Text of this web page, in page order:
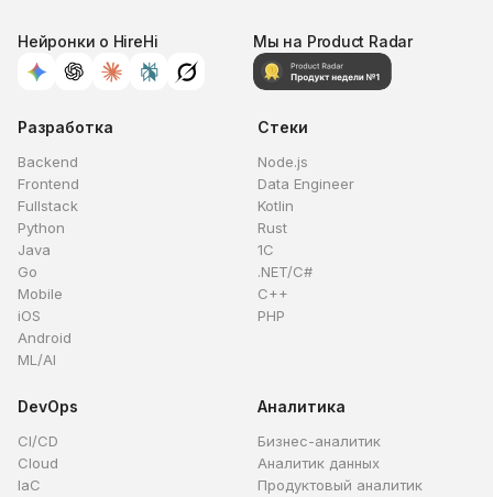
Нейронки о HireHi Мы на Product Radar
Разработка
Backend
Frontend
Fullstack
Python
Java
Go
Mobile
iOS
Android
ML/AI
Стеки
Node.js
Data Engineer
Kotlin
Rust
1C
.NET/C#
C++
PHP
DevOps
CI/CD
Cloud
IaC
Аналитика
Бизнес-аналитик
Аналитик данных
Продуктовый аналитик